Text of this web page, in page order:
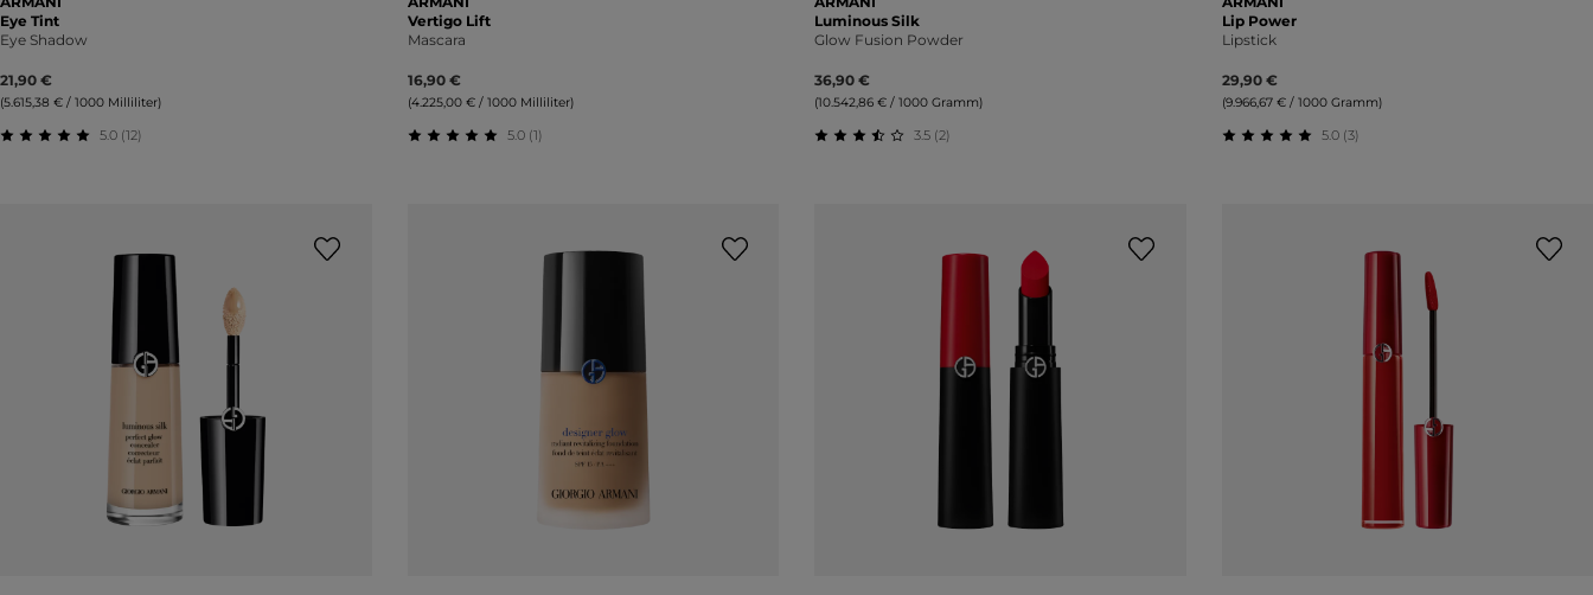
Eye Tint
Eye Shadow
21,90 €
(5.615,38 € / 1000 Milliliter)
5.0 (12)
Vertigo Lift
Mascara
16,90 €
(4.225,00 € / 1000 Milliliter)
5.0 (1)
Luminous Silk
Glow Fusion Powder
36,90 €
(10.542,86 € / 1000 Gramm)
3.5 (2)
Lip Power
Lipstick
29,90 €
(9.966,67 € / 1000 Gramm)
5.0 (3)